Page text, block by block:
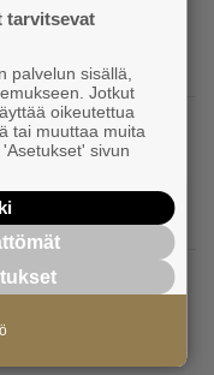
tarvitsevat
palvelun sisällä,
Jotkut
oikeutettua
tai muuttaa muita
sivun